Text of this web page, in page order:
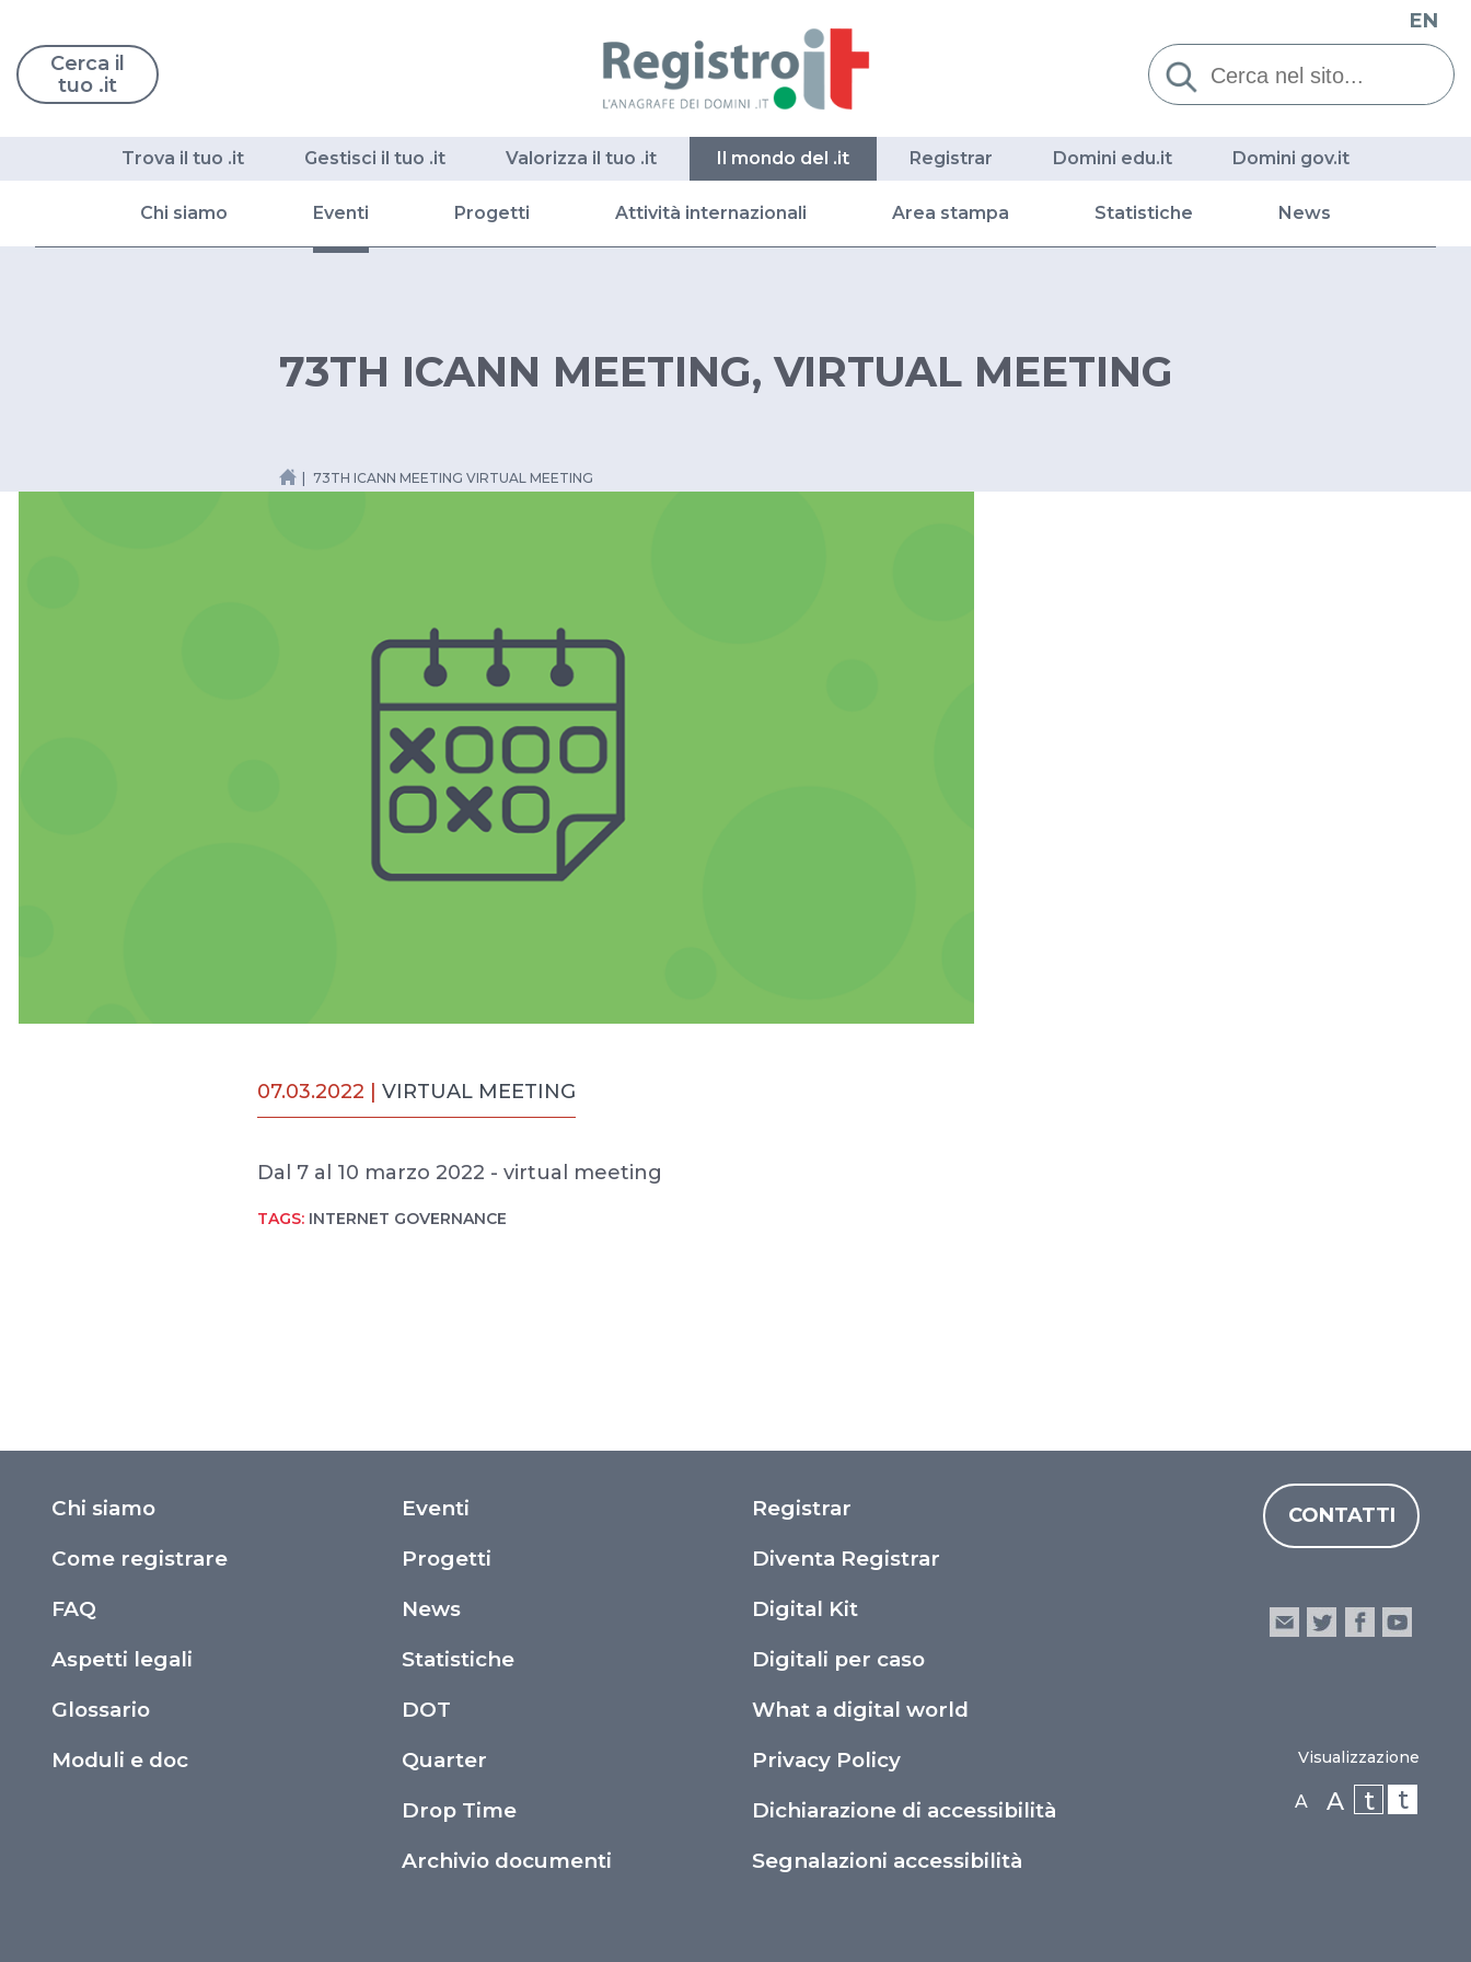
Cerca il
tuo .it
Cerca:
EN
Trova il tuo .it Gestisci il tuo .it Valorizza il tuo .it Il mondo del .it Registrar Domini edu.it Domini gov.it
Chi siamo Eventi Progetti Attività internazionali Area stampa Statistiche News
73TH ICANN MEETING, VIRTUAL MEETING
73TH ICANN MEETING VIRTUAL MEETING
07.03.2022 | VIRTUAL MEETING
Dal 7 al 10 marzo 2022 - virtual meeting
TAGS: INTERNET GOVERNANCE
Chi siamo
Come registrare
FAQ
Aspetti legali
Glossario
Moduli e doc
Eventi
Progetti
News
Statistiche
DOT
Quarter
Drop Time
Archivio documenti
Registrar
Diventa Registrar
Digital Kit
Digitali per caso
What a digital world
Privacy Policy
Dichiarazione di accessibilità
Segnalazioni accessibilità
CONTATTI
Visualizzazione
A A t t